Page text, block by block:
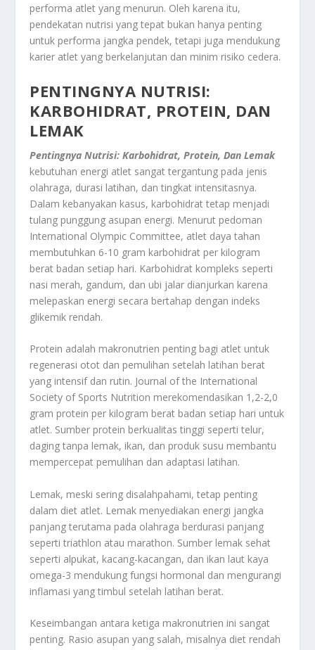
performa atlet yang menurun. Oleh karena itu,
pendekatan nutrisi yang tepat bukan hanya penting
untuk performa jangka pendek, tetapi juga mendukung
karier atlet yang berkelanjutan dan minim risiko cedera.
PENTINGNYA NUTRISI:
KARBOHIDRAT, PROTEIN, DAN
LEMAK
Pentingnya Nutrisi: Karbohidrat, Protein, Dan Lemak
kebutuhan energi atlet sangat tergantung pada jenis
olahraga, durasi latihan, dan tingkat intensitasnya.
Dalam kebanyakan kasus, karbohidrat tetap menjadi
tulang punggung asupan energi. Menurut pedoman
International Olympic Committee, atlet daya tahan
membutuhkan 6-10 gram karbohidrat per kilogram
berat badan setiap hari. Karbohidrat kompleks seperti
nasi merah, gandum, dan ubi jalar dianjurkan karena
melepaskan energi secara bertahap dengan indeks
glikemik rendah.
Protein adalah makronutrien penting bagi atlet untuk
regenerasi otot dan pemulihan setelah latihan berat
yang intensif dan rutin. Journal of the International
Society of Sports Nutrition merekomendasikan 1,2-2,0
gram protein per kilogram berat badan setiap hari untuk
atlet. Sumber protein berkualitas tinggi seperti telur,
daging tanpa lemak, ikan, dan produk susu membantu
mempercepat pemulihan dan adaptasi latihan.
Lemak, meski sering disalahpahami, tetap penting
dalam diet atlet. Lemak menyediakan energi jangka
panjang terutama pada olahraga berdurasi panjang
seperti triathlon atau marathon. Sumber lemak sehat
seperti alpukat, kacang-kacangan, dan ikan laut kaya
omega-3 mendukung fungsi hormonal dan mengurangi
inflamasi yang timbul setelah latihan berat.
Keseimbangan antara ketiga makronutrien ini sangat
penting. Rasio asupan yang salah, misalnya diet rendah